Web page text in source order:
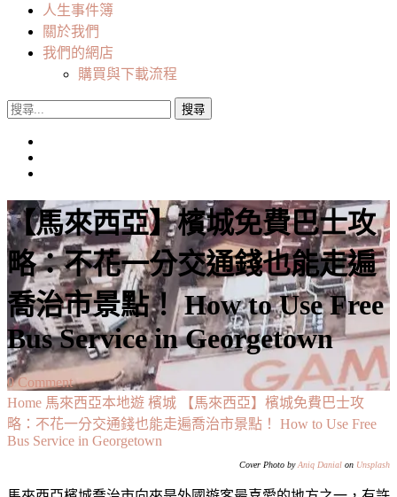
人生事件簿
關於我們
我們的網店
購買與下載流程
搜
【馬來西亞】檳城免費巴士攻
略：不花一分交通錢也能走遍
喬治市景點！ How to Use Free
Bus Service in Georgetown
0 Commenton
【馬
來
西
檳
Home 馬來西亞本地遊 檳城
【馬來西亞】檳城免費巴士攻
略：不花一分交通錢也能走遍喬治市景點！ How to Use Free
Bus Service in Georgetown
Cover Photo byAniq Danial on Unsplash